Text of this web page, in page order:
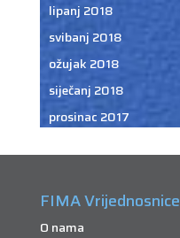
lipanj 2018
svibanj 2018
ožujak 2018
siječanj 2018
prosinac 2017
FIMA Vrijednosnice
O nama